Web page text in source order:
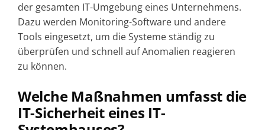
der gesamten IT-Umgebung eines Unternehmens.
Dazu werden Monitoring-Software und andere
Tools eingesetzt, um die Systeme ständig zu
überprüfen und schnell auf Anomalien reagieren
zu können.
Welche Maßnahmen umfasst die
IT-Sicherheit eines IT-